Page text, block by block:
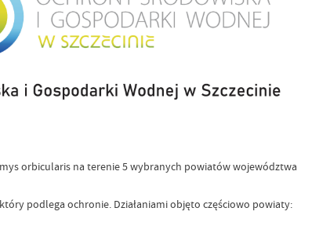
orbicularis na terenie 5 wybranych powiatów województwa
podlega ochronie. Działaniami objęto częściowo powiaty: